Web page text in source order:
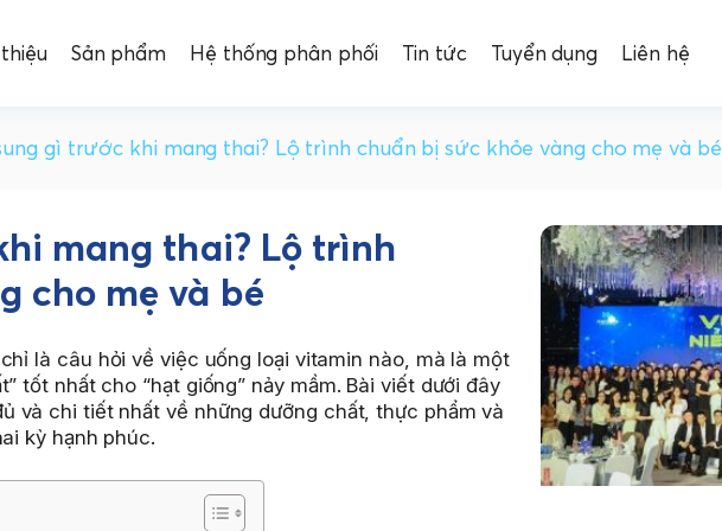
Sản phẩm Hệ thống phân phối Tin tức Tuyển dụng Liên hệ
gì trước khi mang thai? Lộ trình chuẩn bị sức khỏe vàng cho mẹ và bé
mang thai? Lộ trình
cho mẹ và bé
là câu hỏi về việc uống loại vitamin nào, mà là một
tốt nhất cho “hạt giống” nảy mầm. Bài viết dưới đây
và chi tiết nhất về những dưỡng chất, thực phẩm và
kỳ hạnh phúc.